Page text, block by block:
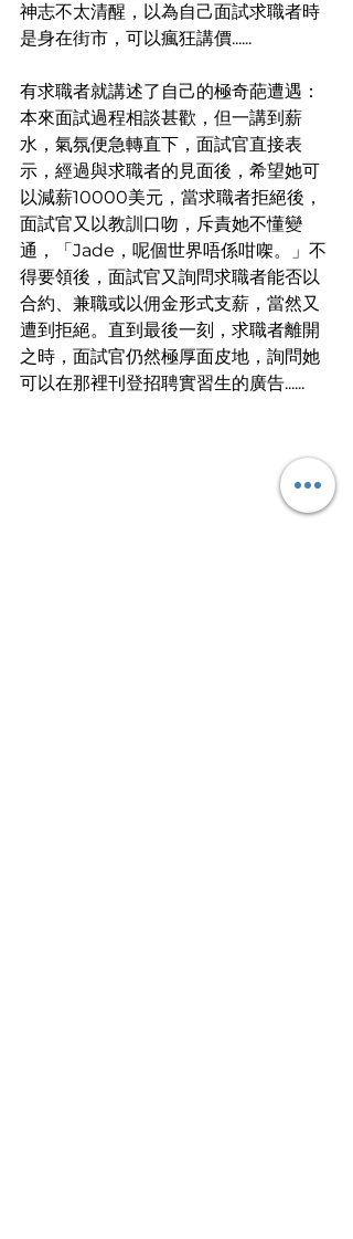
神志不太清醒，以為自己面試求職者時
是身在街市，可以瘋狂講價......
有求職者就講述了自己的極奇葩遭遇：
本來面試過程相談甚歡，但一講到薪
水，氣氛便急轉直下，面試官直接表
示，經過與求職者的見面後，希望她可
以減薪10000美元，當求職者拒絕後，
面試官又以教訓口吻，斥責她不懂變
通，「Jade，呢個世界唔係咁㗎。」不
得要領後，面試官又詢問求職者能否以
合約、兼職或以佣金形式支薪，當然又
遭到拒絕。直到最後一刻，求職者離開
之時，面試官仍然極厚面皮地，詢問她
可以在那裡刊登招聘實習生的廣告......